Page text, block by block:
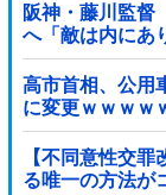
阪神・藤川監
へ「敵は内にあ
いく」他
高市首相、公用
に変更ｗｗｗｗ
【不同意性交
る唯一の方法が